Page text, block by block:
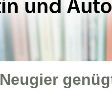
Neugier